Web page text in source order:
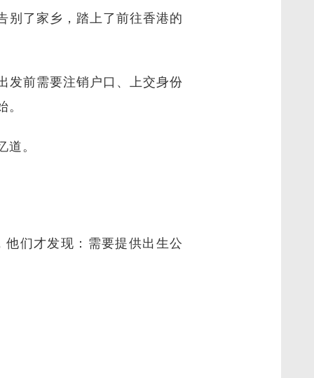
别了家乡，踏上了前往香港的
发前需要注销户口、上交身份
道。
们才发现：需要提供出生公